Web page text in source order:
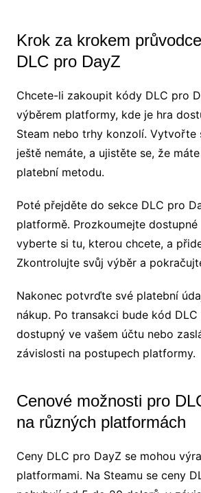
Krok za krokem
DLC pro DayZ
Chcete-li zakoupit kódy DLC pro
výběrem platformy, kde je hra
Steam nebo trhy konzolí. Vytvořte
ještě nemáte, a ujistěte se, že
platební metodu.
Poté přejděte do sekce DLC pro
platformě. Prozkoumejte
vyberte si tu, kterou chcete, a
Zkontrolujte svůj výběr a
Nakonec potvrďte své platební
nákup. Po transakci bude kód
dostupný ve vašem účtu nebo
závislosti na postupech platformy.
Cenové možnosti pro
na různých platformách
Ceny DLC pro DayZ se mohou
platformami. Na Steamu se ceny